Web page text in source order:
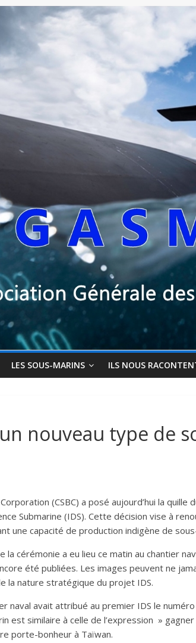
LES SOUS-MARINS ILS NOUS
nouveau type de
(CSBC) a posé aujourd’hui la quille
Submarine (IDS). Cette décision vise à
une capacité de production indigène de
cérémonie a eu lieu ce matin au chantier
été publiées. Les images peuvent ne
la nature stratégique du projet IDS.
naval avait attribué au premier IDS le numéro
est similaire à celle de l’expression » gagner
porte-bonheur à Taïwan.